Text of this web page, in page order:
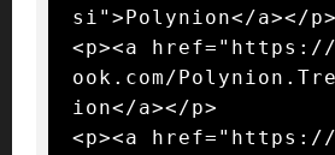
si">Polynion</a></p>
<p><a href="https://
ook.com/
ion</a></p>
<p><a href="https://